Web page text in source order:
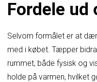
Fordele ud
Selvom formålet er at
med i købet. Tæpper
rummet, både fysisk og
holde på varmen, hvilket